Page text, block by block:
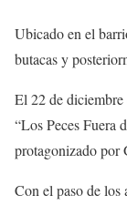
Ubicado en el
butacas y
El 22 de
“Los Peces Fuera
protagonizado por
Con el paso de los